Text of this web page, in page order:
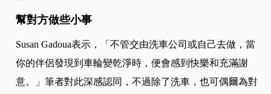
幫對方做些小事
Susan Gadoua表示，「不管交由洗車公司或自己去做，當
你的伴侶發現到車輪變乾淨時，便會感到快樂和充滿謝
意。」筆者對此深感認同，不過除了洗車，也可偶爾為對